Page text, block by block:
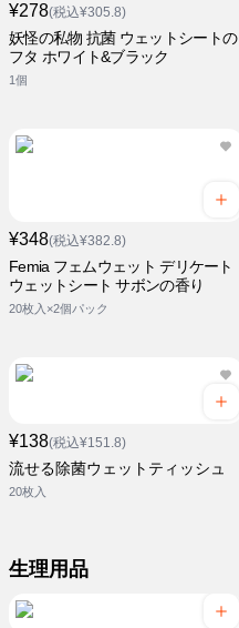
¥278(税込¥305.8)
妖怪の私物 抗菌 ウェットシートの
フタ ホワイト&ブラック
1個
¥348(税込¥382.8)
Femia フェムウェット デリケート
ウェットシート サボンの香り
20枚入×2個パック
¥138(税込¥151.8)
流せる除菌ウェットティッシュ
20枚入
生理用品